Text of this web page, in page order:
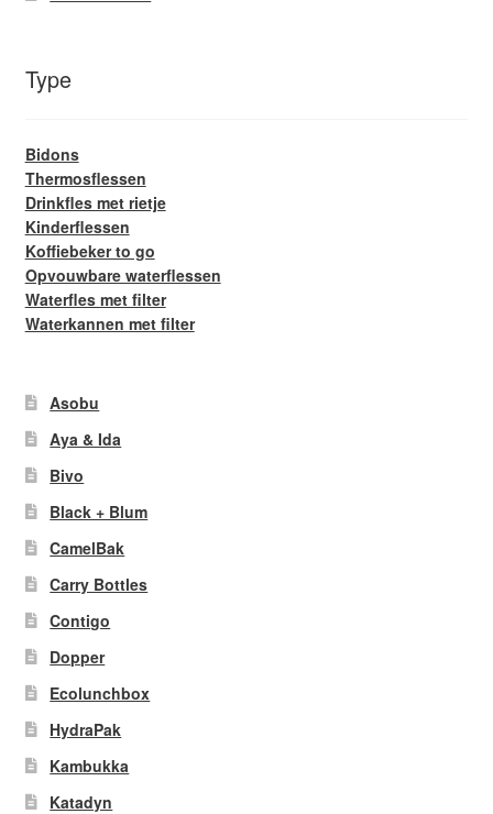
Type
Bidons
Thermosflessen
Drinkfles met rietje
Kinderflessen
Koffiebeker to go
Opvouwbare waterflessen
Waterfles met filter
Waterkannen met filter
Asobu
Aya & Ida
Bivo
Black + Blum
CamelBak
Carry Bottles
Contigo
Dopper
Ecolunchbox
HydraPak
Kambukka
Katadyn